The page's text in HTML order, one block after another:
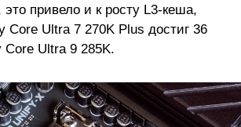
это привело и к росту L3-кеша,
Core Ultra 7 270K Plus достиг 36
Ultra 9 285K.